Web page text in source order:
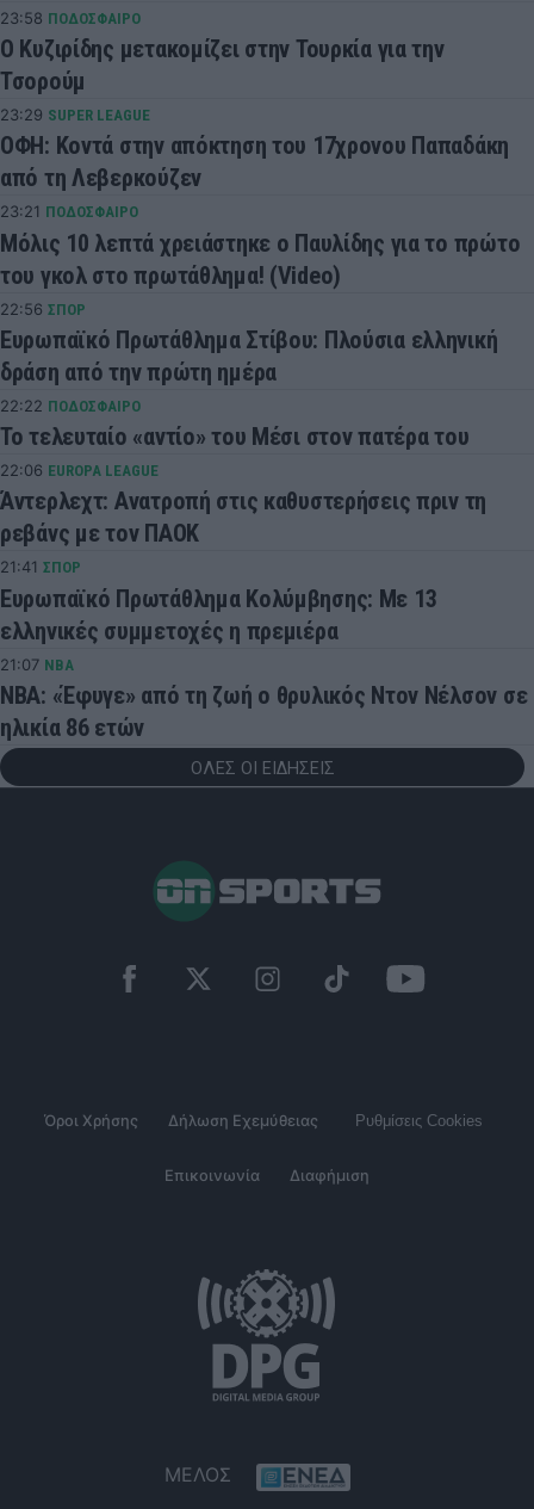
23:58 ΠΟΔΟΣΦΑΙΡΟ
Ο Κυζιρίδης μετακομίζει στην Τουρκία για την
Τσορούμ
23:29 SUPER LEAGUE
ΟΦΗ: Κοντά στην απόκτηση του 17χρονου Παπαδάκη
από τη Λεβερκούζεν
23:21 ΠΟΔΟΣΦΑΙΡΟ
Μόλις 10 λεπτά χρειάστηκε ο Παυλίδης για το πρώτο
του γκολ στο πρωτάθλημα! (Video)
22:56 ΣΠΟΡ
Ευρωπαϊκό Πρωτάθλημα Στίβου: Πλούσια ελληνική
δράση από την πρώτη ημέρα
22:22 ΠΟΔΟΣΦΑΙΡΟ
Το τελευταίο «αντίο» του Μέσι στον πατέρα του
22:06 EUROPA LEAGUE
Άντερλεχτ: Ανατροπή στις καθυστερήσεις πριν τη
ρεβάνς με τον ΠΑΟΚ
21:41 ΣΠΟΡ
Ευρωπαϊκό Πρωτάθλημα Κολύμβησης: Με 13
ελληνικές συμμετοχές η πρεμιέρα
21:07 NBA
NBA: «Έφυγε» από τη ζωή ο θρυλικός Ντον Νέλσον σε
ηλικία 86 ετών
ΟΛΕΣ ΟΙ ΕΙΔΗΣΕΙΣ
Όροι Χρήσης Δήλωση Εχεμύθειας Ρυθμίσεις Cookies
Επικοινωνία Διαφήμιση
ΜΕΛΟΣ